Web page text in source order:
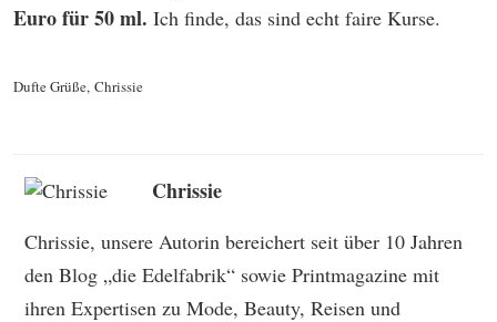
Euro für 50 ml. Ich finde, das sind echt faire Kurse.
Dufte Grüße, Chrissie
Chrissie
Chrissie, unsere Autorin bereichert seit über 10 Jahren
den Blog „die Edelfabrik“ sowie Printmagazine mit
ihren Expertisen zu Mode, Beauty, Reisen und